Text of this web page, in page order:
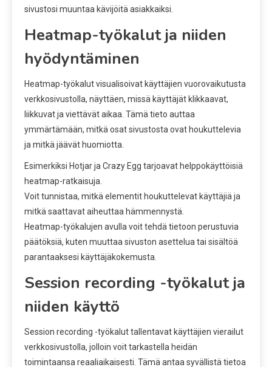
sivustosi muuntaa kävijöitä asiakkaiksi.
Heatmap-työkalut ja niiden
hyödyntäminen
Heatmap-työkalut visualisoivat käyttäjien vuorovaikutusta
verkkosivustolla, näyttäen, missä käyttäjät klikkaavat,
liikkuvat ja viettävät aikaa. Tämä tieto auttaa
ymmärtämään, mitkä osat sivustosta ovat houkuttelevia
ja mitkä jäävät huomiotta.
Esimerkiksi Hotjar ja Crazy Egg tarjoavat helppokäyttöisiä
heatmap-ratkaisuja.
Voit tunnistaa, mitkä elementit houkuttelevat käyttäjiä ja
mitkä saattavat aiheuttaa hämmennystä.
Heatmap-työkalujen avulla voit tehdä tietoon perustuvia
päätöksiä, kuten muuttaa sivuston asettelua tai sisältöä
parantaaksesi käyttäjäkokemusta.
Session recording -työkalut ja
niiden käyttö
Session recording -työkalut tallentavat käyttäjien vierailut
verkkosivustolla, jolloin voit tarkastella heidän
toimintaansa reaaliaikaisesti. Tämä antaa syvällistä tietoa